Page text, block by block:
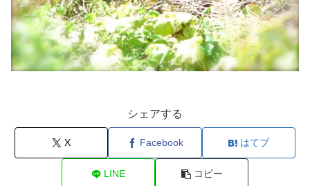
シェアする
X Facebook はてブ
LINE コピー